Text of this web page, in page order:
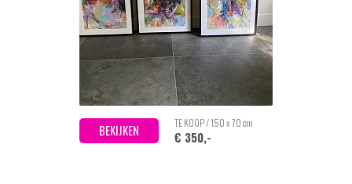
BEKIJKEN TE KOOP / 150 x 70 cm
€ 350,-